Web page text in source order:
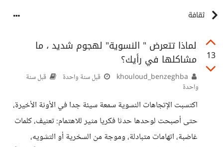
ثقافة
13
لماذا تتعرض " النسوية" لهجوم شديد ، ما
مشاكلها في رأيك؟
قبل سنة واحدة
قبل سنة
واحدة
اكتسبت الإتجاهات النسوية سمعة سيئة جدا في الأونة الأخيرة،
حتى أصبحت لوحدها حدثا فكريا مثير للاهتمام: تعنيف، كلمات
غاضبة، اتهامات متبادلة، وموجة من السخرية أو التشويه،